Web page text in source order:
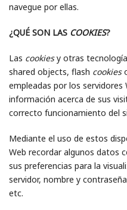
navegue por ellas.
¿QUÉ SON LAS COOKIES?
Las cookiesy otras
shared objects, flash cookies
empleadas por los servidores
información acerca de sus
correcto funcionamiento del
Mediante el uso de estos
Web recordar algunos datos
sus preferencias para la
servidor, nombre y
etc.